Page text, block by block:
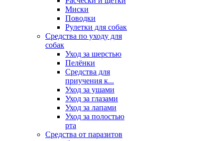
Миски
Поводки
Рулетки для собак
Средства по уходу для
собак
Уход за шерстью
Пелёнки
Средства для
приучения к...
Уход за ушами
Уход за глазами
Уход за лапами
Уход за полостью
рта
Средства от паразитов